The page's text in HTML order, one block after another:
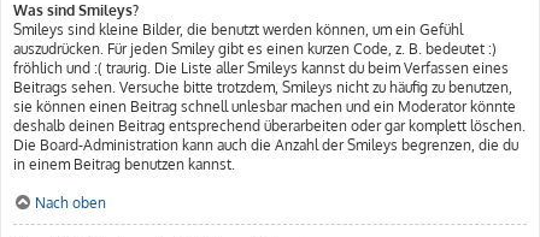
Was sind Smileys?
Smileys sind kleine Bilder, die benutzt werden können, um ein Gefühl
auszudrücken. Für jeden Smiley gibt es einen kurzen Code, z. B. bedeutet :)
fröhlich und :( traurig. Die Liste aller Smileys kannst du beim Verfassen eines
Beitrags sehen. Versuche bitte trotzdem, Smileys nicht zu häufig zu benutzen,
sie können einen Beitrag schnell unlesbar machen und ein Moderator könnte
deshalb deinen Beitrag entsprechend überarbeiten oder gar komplett löschen.
Die Board-Administration kann auch die Anzahl der Smileys begrenzen, die du
in einem Beitrag benutzen kannst.
Nach oben